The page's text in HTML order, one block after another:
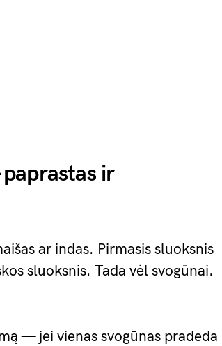
ir
ar indas. Pirmasis sluoksnis
sluoksnis. Tada vėl svogūnai.
— jei vienas svogūnas pradeda